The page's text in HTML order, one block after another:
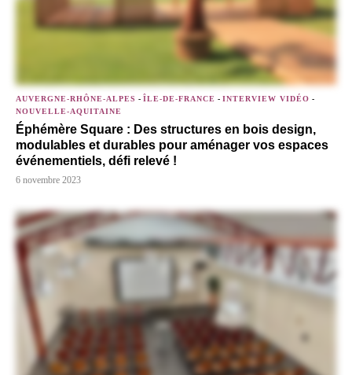
AUVERGNE-RHÔNE-ALPES - ÎLE-DE-FRANCE - INTERVIEW VIDÉO -
NOUVELLE-AQUITAINE
Éphémère Square : Des structures en bois design,
modulables et durables pour aménager vos espaces
événementiels, défi relevé !
6 novembre 2023